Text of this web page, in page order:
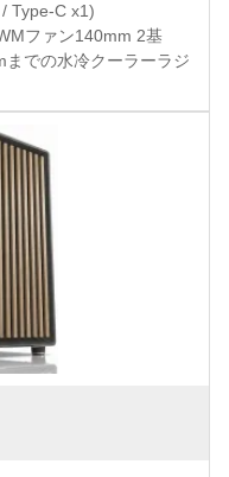
Type-C x1)
ファン140mm 2基
での水冷クーラーラジ